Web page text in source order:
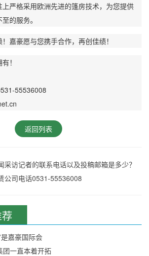
严格采用欧洲先进的篷房技术，为您提供
的服务。
嘉豪愿与您携手合作，再创佳绩！
！
55536008
返回列表
采访记者的联系电话以及投稿邮箱是多少？
公司电话0531-55536008
嘉豪国际会
团一直本着开拓